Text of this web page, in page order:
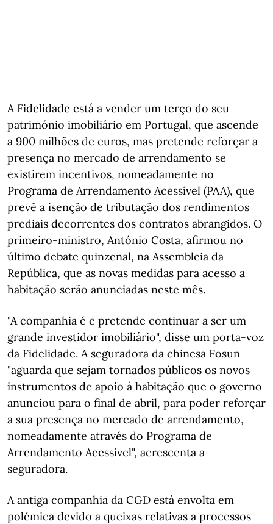
A Fidelidade está a vender um terço do seu
património imobiliário em Portugal, que ascende
a 900 milhões de euros, mas pretende reforçar a
presença no mercado de arrendamento se
existirem incentivos, nomeadamente no
Programa de Arrendamento Acessível (PAA), que
prevê a isenção de tributação dos rendimentos
prediais decorrentes dos contratos abrangidos. O
primeiro-ministro, António Costa, afirmou no
último debate quinzenal, na Assembleia da
República, que as novas medidas para acesso a
habitação serão anunciadas neste mês.
"A companhia é e pretende continuar a ser um
grande investidor imobiliário", disse um porta-voz
da Fidelidade. A seguradora da chinesa Fosun
"aguarda que sejam tornados públicos os novos
instrumentos de apoio à habitação que o governo
anunciou para o final de abril, para poder reforçar
a sua presença no mercado de arrendamento,
nomeadamente através do Programa de
Arrendamento Acessível", acrescenta a
seguradora.
A antiga companhia da CGD está envolta em
polémica devido a queixas relativas a processos